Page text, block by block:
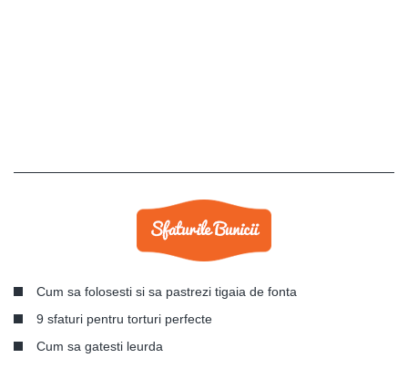
Cum sa folosesti si sa pastrezi tigaia de fonta
9 sfaturi pentru torturi perfecte
Cum sa gatesti leurda